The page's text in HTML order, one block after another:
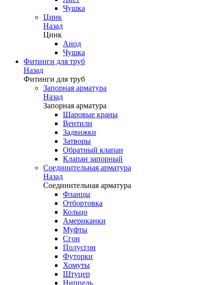
Чушка
Цинк
Назад
Цинк
Анод
Чушка
Фитинги для труб
Назад
Фитинги для труб
Запорная арматура
Назад
Запорная арматура
Шаровые краны
Вентили
Задвижки
Затворы
Обратный клапан
Клапан запорный
Соединительная арматура
Назад
Соединительная арматура
Фланцы
Отбортовка
Кольцо
Американки
Муфты
Сгон
Полусгон
Футорки
Хомуты
Штуцер
Ниппель